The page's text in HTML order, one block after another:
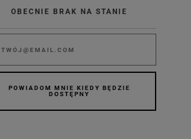
OBECNIE BRAK NA STANIE
POWIADOM MNIE KIEDY BĘDZIE
DOSTĘPNY